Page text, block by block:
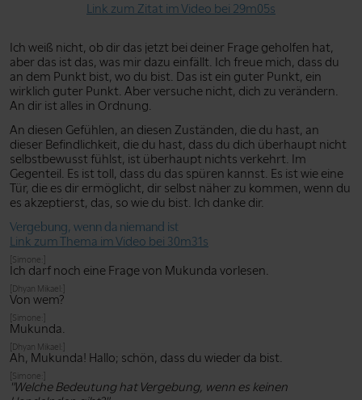
Link zum Zitat im Video bei 29m05s
Ich weiß nicht, ob dir das jetzt bei deiner Frage geholfen hat,
aber das ist das, was mir dazu einfällt. Ich freue mich, dass du
an dem Punkt bist, wo du bist. Das ist ein guter Punkt, ein
wirklich guter Punkt. Aber versuche nicht, dich zu verändern.
An dir ist alles in Ordnung.
An diesen Gefühlen, an diesen Zuständen, die du hast, an
dieser Befindlichkeit, die du hast, dass du dich überhaupt nicht
selbstbewusst fühlst, ist überhaupt nichts verkehrt. Im
Gegenteil. Es ist toll, dass du das spüren kannst. Es ist wie eine
Tür, die es dir ermöglicht, dir selbst näher zu kommen, wenn du
es akzeptierst, das, so wie du bist. Ich danke dir.
Vergebung, wenn da niemand ist
Link zum Thema im Video bei 30m31s
[Simone:]
Ich darf noch eine Frage von Mukunda vorlesen.
[Dhyan Mikael:]
Von wem?
[Simone:]
Mukunda.
[Dhyan Mikael:]
Ah, Mukunda! Hallo; schön, dass du wieder da bist.
[Simone:]
"Welche Bedeutung hat Vergebung, wenn es keinen